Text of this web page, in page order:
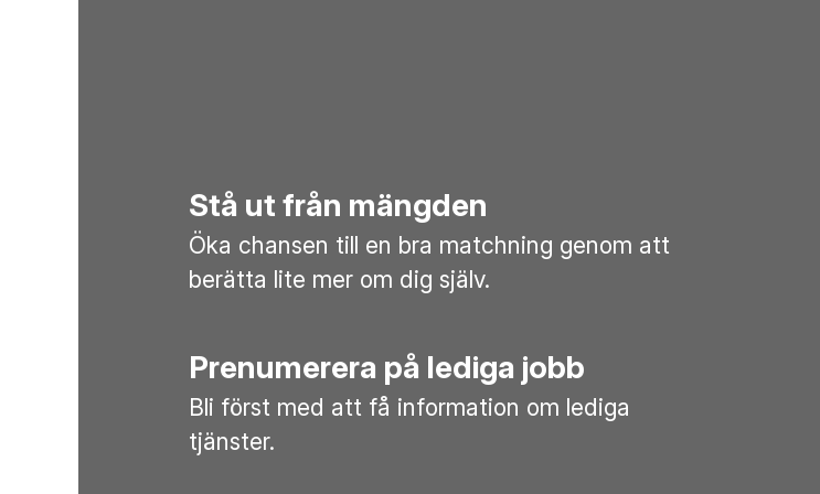
Stå ut från mängden
Öka chansen till en bra matchning genom att
berätta lite mer om dig själv.
Prenumerera på lediga jobb
Bli först med att få information om lediga
tjänster.